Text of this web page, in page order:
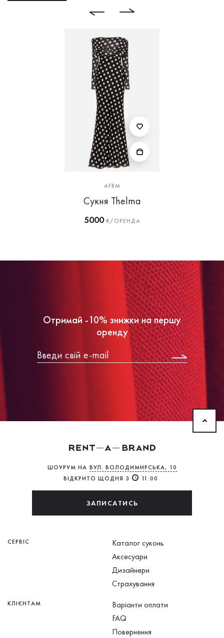
AFRM
Сукня Thelma
5000₴/ОРЕНДА
Отримай -10% знижки на першу
оренду
ШОУРУМ НА ВУЛ. ВОЛОДИМИРСЬКА, 10
ВІДКРИТО ЩОДНЯ З
11:00
ЗАПИСАТИСЬ
СЕРВІС
Каталог суконь
Аксесуари
Дизайнери
Страхування
КЛІЄНТАМ
Варіанти оплати
FAQ
Повернення